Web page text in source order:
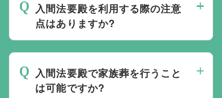
く、近年では自宅でご葬儀を行う自宅葬を
選ばれる方もいます。私たちは自宅でのご
ご希望がありましたら遠慮なくお申し付け
ください。
社から予約をしても式場利用料は同じで
す。
入間法要殿を利用する際の注意
点はありますか?
れる人数によって選んだ式場が適している
か注意しておくと良いです。当社の相談員
入間法要殿で家族葬を行うこと
は可能ですか?